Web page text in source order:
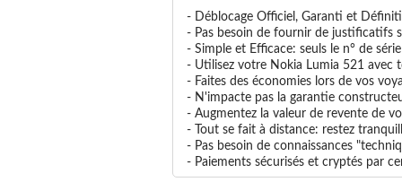
- Déblocage Officiel, Garanti et
- Pas besoin de fournir de justificatifs
- Simple et Efficace: seuls le n° de
- Utilisez votre Nokia Lumia 521 avec
- Faites des économies lors de vos
- N'impacte pas la garantie
- Augmentez la valeur de revente de
- Tout se fait à distance: restez
- Pas besoin de connaissances
- Paiements sécurisés et cryptés par